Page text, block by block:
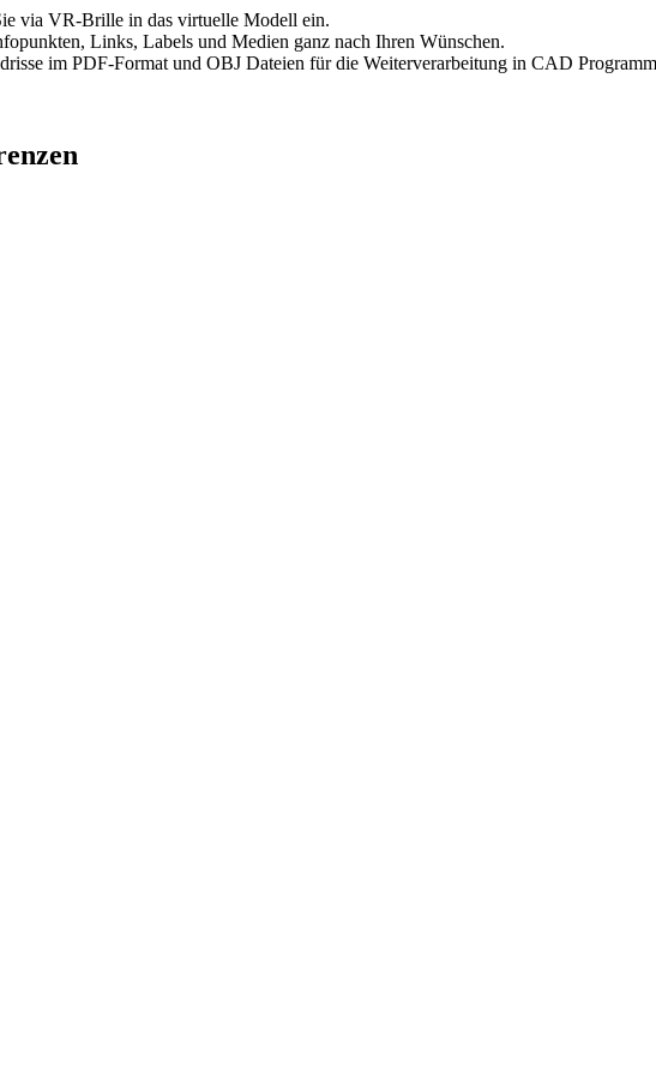
via VR-Brille in das virtuelle Modell ein.
Links, Labels und Medien ganz nach Ihren Wünschen.
im PDF-Format und OBJ Dateien für die Weiterverarbeitung in CAD